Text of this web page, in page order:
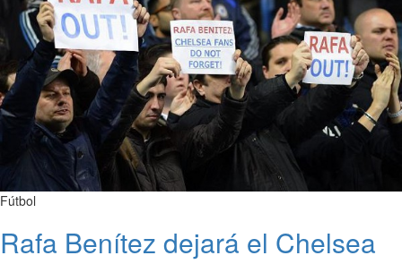
Fútbol
Rafa Benítez dejará el Chelsea